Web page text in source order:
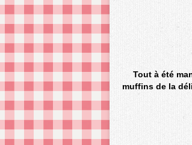
Tout à été
muffins de la